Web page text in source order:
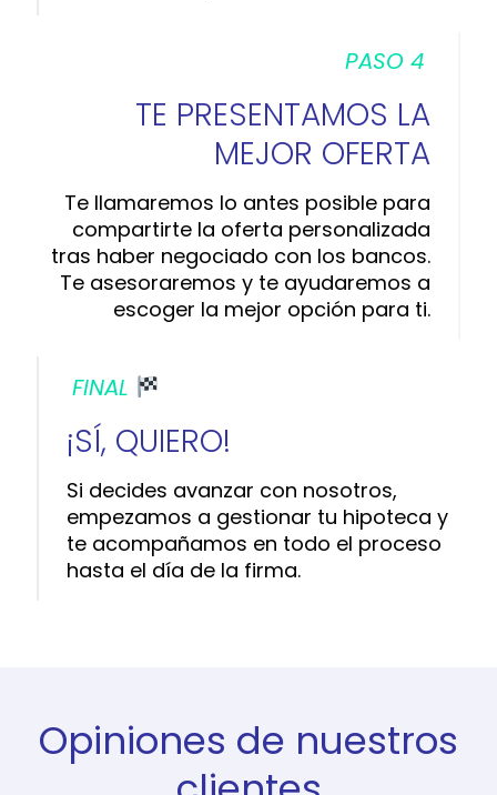
PASO 4
TE PRESENTAMOS LA
MEJOR OFERTA
Te llamaremos lo antes posible para
compartirte la oferta personalizada
tras haber negociado con los bancos.
Te asesoraremos y te ayudaremos a
escoger la mejor opción para ti.
FINAL
¡SÍ, QUIERO!
Si decides avanzar con nosotros,
empezamos a gestionar tu hipoteca y
te acompañamos en todo el proceso
hasta el día de la firma.
Opiniones de nuestros